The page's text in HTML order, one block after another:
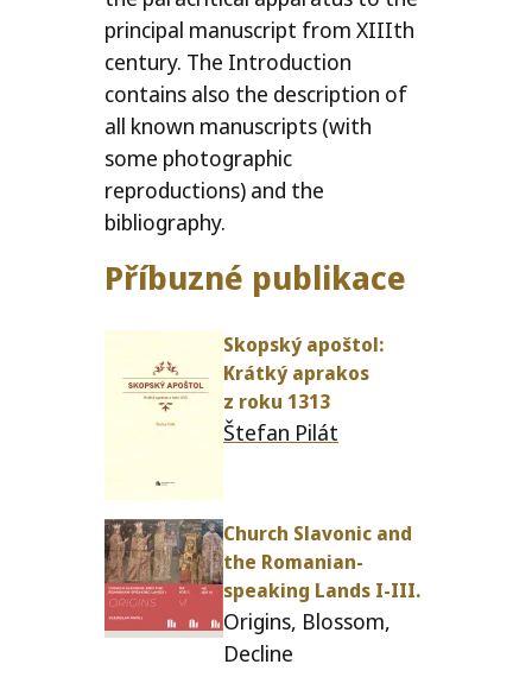
principal manuscript from XIIIth
century. The Introduction
contains also the description of
all known manuscripts (with
some photographic
reproductions) and the
bibliography.
Příbuzné publikace
Skopský apoš­tol:
Krátký aprakos
z roku 1313
Štefan Pilát
Church Slavonic and
the Romanian-
speak­ing Lands I‑III.
Origins, Blossom,
Decline